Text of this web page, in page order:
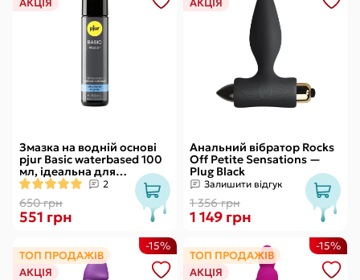
АКЦІЯ
Змазка на водній основі
pjur Basic waterbased 100
мл, ідеальна для
новачків, найкраща ціна/
якість
2
650 грн
551 грн
АКЦІЯ
Анальний вібратор Rocks
Off Petite Sensations —
Plug Black
Залишити відгук
1 356 грн
1 149 грн
ТОП ПРОДАЖІВ
АКЦІЯ
-15%
ТОП ПРОДАЖІВ
АКЦІЯ
-15%